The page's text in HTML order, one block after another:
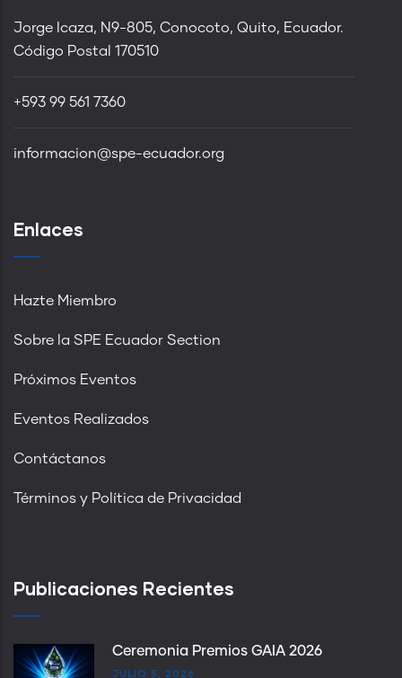
Jorge Icaza, N9-805, Conocoto, Quito, Ecuador.
Código Postal 170510
+593 99 561 7360
informacion@spe-ecuador.org
Enlaces
Hazte Miembro
Sobre la SPE Ecuador Section
Próximos Eventos
Eventos Realizados
Contáctanos
Términos y Política de Privacidad
Publicaciones Recientes
Ceremonia Premios GAIA 2026
JULIO 5, 2026